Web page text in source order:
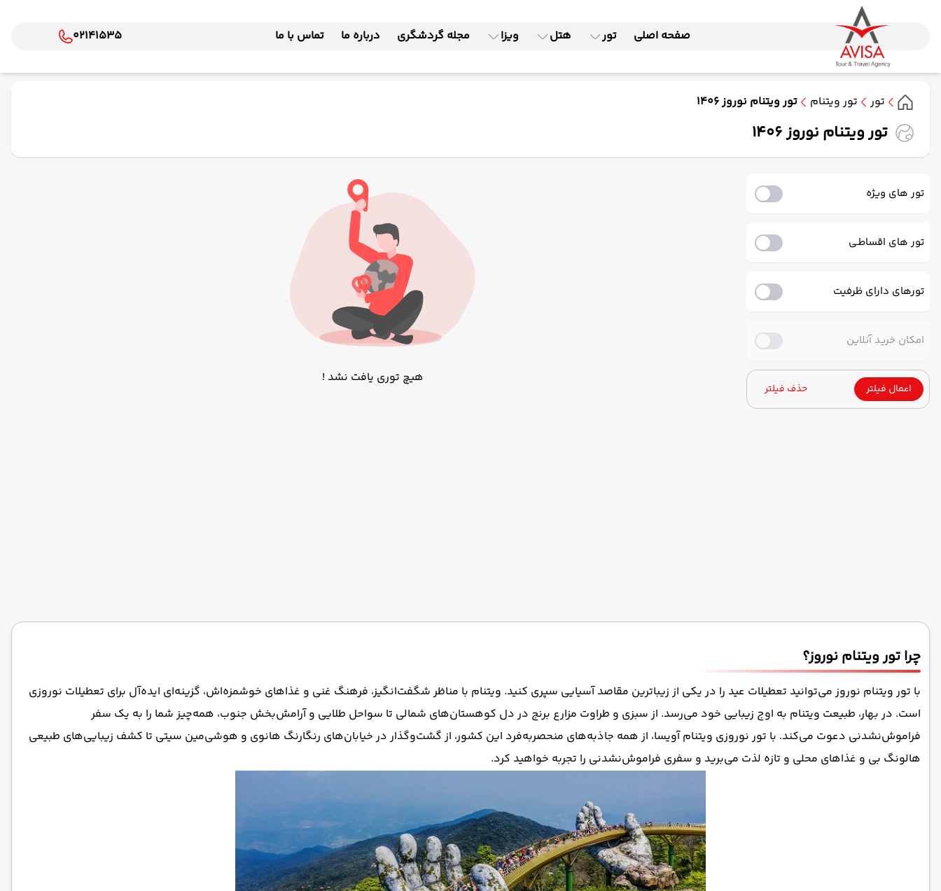
صفحه اصلی تور هتل ویزا مجله گردشگری درباره ما تماس با ما 02141535
تور تور ویتنام تور ویتنام نوروز 1406
تور ویتنام نوروز 1406
تور های ویژه
تور های اقساطـی
تورهای دارای ظرفیت
امکان خرید آنلاین
اعمال فیلتر حذف فیلتر
هیچ توری یافت نشد !
چرا تور ویتنام نوروز؟
با تور ویتنام نوروز می‌توانید تعطیلات عید را در یکی از زیباترین مقاصد آسیایی سپری کنید. ویتنام با مناظر شگفت‌انگیز، فرهنگ غنی و غذاهای خوشمزه‌اش، گزینه‌ای ایده‌آل برای تعطیلات نوروزی
است. در بهار، طبیعت ویتنام به اوج زیبایی‌ خود می‌رسد. از سبزی و طراوت مزارع برنج در دل کوهستان‌های شمالی تا سواحل طلایی و آرامش‌بخش جنوب، همه‌چیز شما را به یک سفر
فراموش‌نشدنی دعوت می‌کند. با تور نوروزی ویتنام آویسا، از همه جاذبه‌های منحصر‌‌به‌فرد این کشور، از گشت‌و‌گذار در خیابان‌های رنگارنگ هانوی و هوشی‌مین سیتی تا کشف زیبایی‌های طبیعی
هالونگ بی و غذاهای محلی و تازه لذت می‌برید و سفری فراموش‌نشدنی را تجربه خواهید کرد.